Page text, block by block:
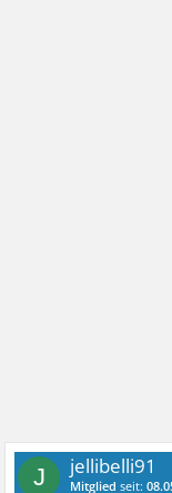
J jellibelli91
Mitglied seit: